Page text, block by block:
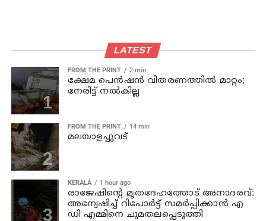
LATEST
FROM THE PRINT 2 min
ക്ഷേമ പെന്‍ഷന്‍ വിതരണത്തില്‍ മാറ്റം;
നേരിട്ട് നല്‍കില്ല
FROM THE PRINT 14 min
മലയാളച്ചുവട്
KERALA 1 hour ago
രാജേഷിന്റെ മൃതദേഹത്തോട് അനാദരവ്:
അന്വേഷിച്ച് റിപോര്‍ട്ട് സമര്‍പ്പിക്കാന്‍ എ
ഡി എമ്മിനെ ചുമതലപ്പെടുത്തി